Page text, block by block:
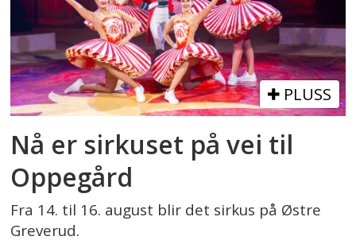
PLUSS
Nå er sirkuset på vei til
Oppegård
Fra 14. til 16. august blir det sirkus på Østre
Greverud.